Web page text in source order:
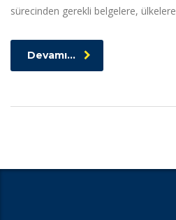
sürecinden gerekli belgelere,
Devamı...